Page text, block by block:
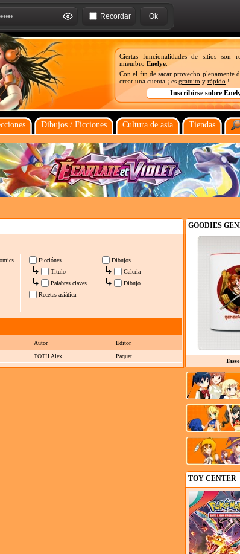
Recordar
Ciertas funcionalidades de sitios son
miembro Enelye
Con el fin de sacar provecho plenamente
crear una cuenta ¡ es gratuito y rápido !
Dibujos / Ficciones Cultura de asia Tiendas
Ficciónes
Título
Palabras claves
Recetas asiática
Dibujos
Galería
Dibujo
Autor
Editor
TOTH Alex Paquet
GOODIES
TOY CENTER